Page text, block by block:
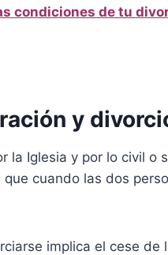
condiciones de tu
y
la Iglesia y por lo civil o
cuando las dos
implica el cese de